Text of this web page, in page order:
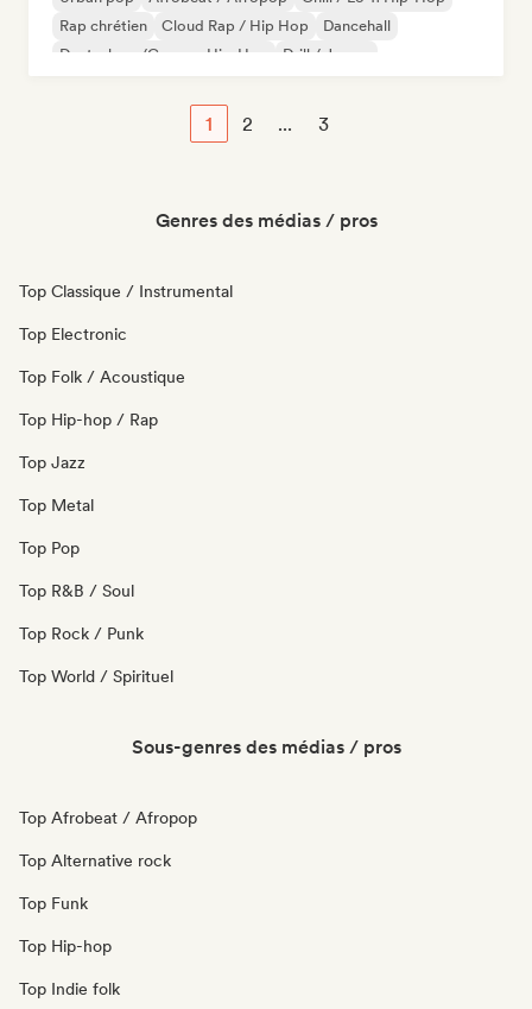
Rap chrétien
Cloud Rap / Hip Hop
Dancehall
Deutschrap/German Hip-Hop
Drill / Jersey
1 2 ... 3
Genres des médias / pros
Top Classique / Instrumental
Top Electronic
Top Folk / Acoustique
Top Hip-hop / Rap
Top Jazz
Top Metal
Top Pop
Top R&B / Soul
Top Rock / Punk
Top World / Spirituel
Sous-genres des médias / pros
Top Afrobeat / Afropop
Top Alternative rock
Top Funk
Top Hip-hop
Top Indie folk